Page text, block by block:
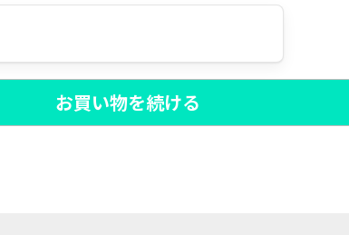
お買い物を続ける